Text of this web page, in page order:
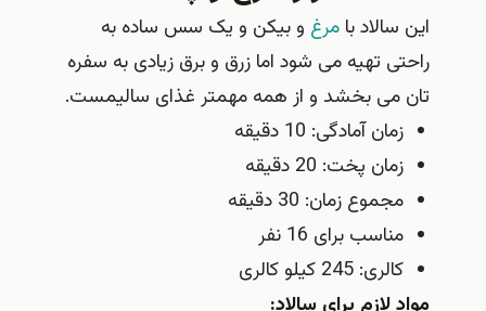
این سالاد بامرغ و بیکن و یک سس ساده به
راحتی تهیه می شود اما زرق و برق زیادی به سفره
تان می بخشد و از همه مهمتر غذای سالیمست.
زمان آمادگی: 10 دقیقه
زمان پخت: 20 دقیقه
مجموع زمان: 30 دقیقه
مناسب برای 16 نفر
کالری: 245 کیلو کالری